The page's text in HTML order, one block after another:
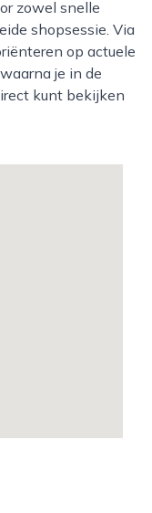
zowel snelle
shopsessie. Via
op actuele
je in de
kunt bekijken